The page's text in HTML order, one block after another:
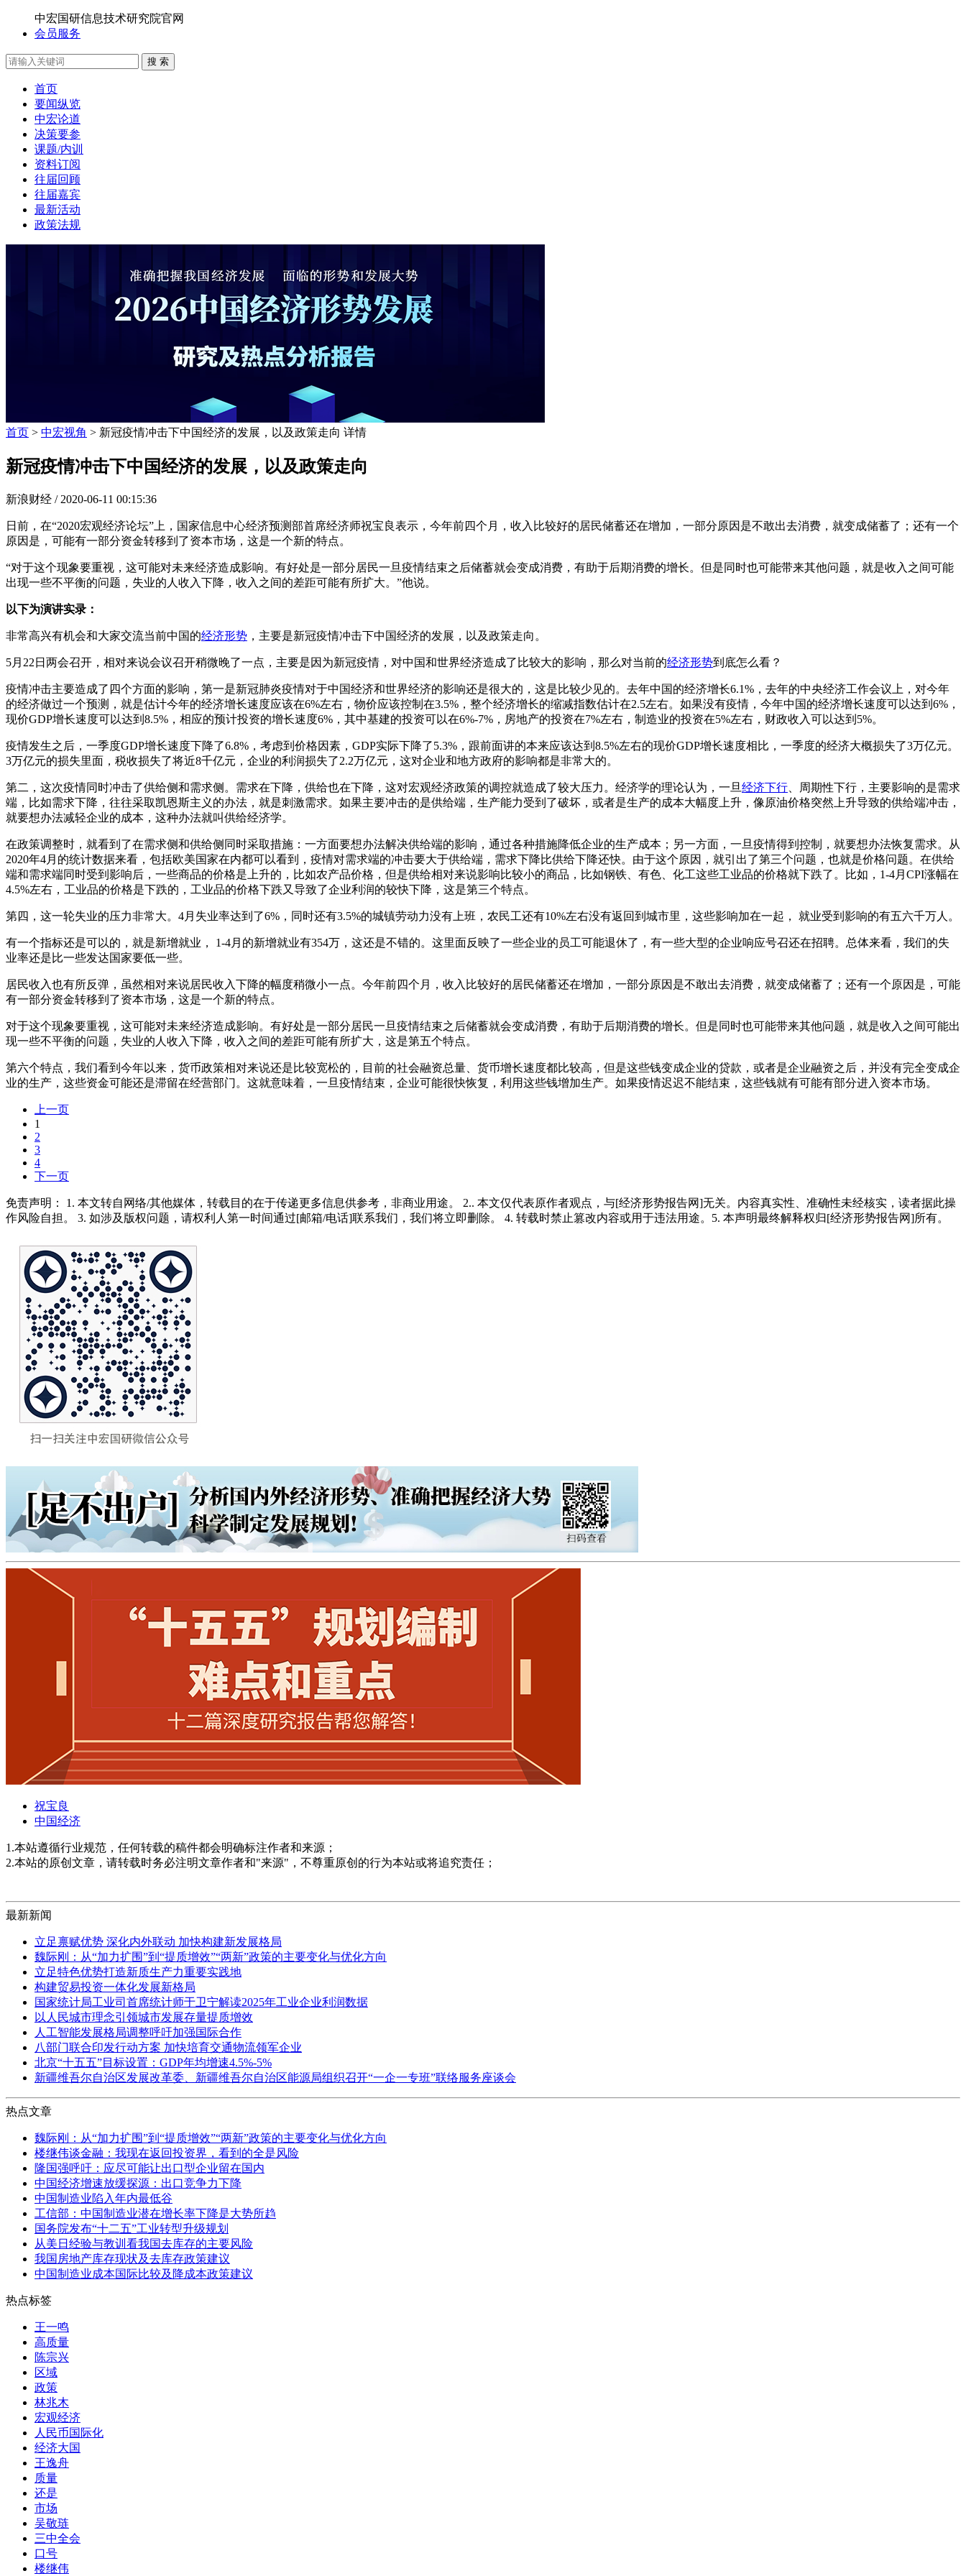
中宏国研信息技术研究院官网
会员服务
搜 索
首页
要闻纵览
中宏论道
决策要参
课题/内训
资料订阅
往届回顾
往届嘉宾
最新活动
政策法规
首页 > 中宏视角 > 新冠疫情冲击下中国经济的发展，以及政策走向 详情
新冠疫情冲击下中国经济的发展，以及政策走向
新浪财经 / 2020-06-11 00:15:36
日前，在“2020宏观经济论坛”上，国家信息中心经济预测部首席经济师祝宝良表示，今年前四个月，收入比较好的居民储蓄还在增加，一部分原因是不敢出去消费，就变成储蓄了；还有一个
原因是，可能有一部分资金转移到了资本市场，这是一个新的特点。
“对于这个现象要重视，这可能对未来经济造成影响。有好处是一部分居民一旦疫情结束之后储蓄就会变成消费，有助于后期消费的增长。但是同时也可能带来其他问题，就是收入之间可能
出现一些不平衡的问题，失业的人收入下降，收入之间的差距可能有所扩大。 ”他说。
以下为演讲实录：
非常高兴有机会和大家交流当前中国的经济形势 ，主要是新冠疫情冲击下中国经济的发展，以及政策走向。
5月22日两会召开，相对来说会议召开稍微晚了一点，主要是因为新冠疫情，对中国和世界经济造成了比较大的影响，那么对当前的经济形势到底怎么看？
疫情冲击主要造成了四个方面的影响，第一是新冠肺炎疫情对于中国经济和世界经济的影响还是很大的，这是比较少见的。去年中国的经济增长6.1%，去年的中央经济工作会议上，对今年
的经济做过一个预测，就是估计今年的经济增长速度应该在6%左右，物价应该控制在3.5%，整个经济增长的缩减指数估计在2.5左右。如果没有疫情，今年中国的经济增长速度可以达到6%，
现价GDP增长速度可以达到8.5%，相应的预计投资的增长速度6%，其中基建的投资可以在6%-7%，房地产的投资在7%左右，制造业的投资在5%左右，财政收入可以达到5%。
疫情发生之后，一季度GDP增长速度下降了6.8%，考虑到价格因素，GDP实际下降了5.3%，跟前面讲的本来应该达到8.5%左右的现价GDP增长速度相比，一季度的经济大概损失了3万亿元。
3万亿元的损失里面，税收损失了将近8千亿元，企业的利润损失了2.2万亿元，这对企业和地方政府的影响都是非常大的。
第二，这次疫情同时冲击了供给侧和需求侧。需求在下降，供给也在下降，这对宏观经济政策的调控就造成了较大压力。经济学的理论认为，一旦经济下行 、周期性下行，主要影响的是需求
端，比如需求下降，往往采取凯恩斯主义的办法，就是刺激需求。如果主要冲击的是供给端，生产能力受到了破坏，或者是生产的成本大幅度上升，像原油价格突然上升导致的供给端冲击，
就要想办法减轻企业的成本，这种办法就叫供给经济学。
在政策调整时，就看到了在需求侧和供给侧同时采取措施：一方面要想办法解决供给端的影响，通过各种措施降低企业的生产成本；另一方面，一旦疫情得到控制，就要想办法恢复需求。从
2020年4月的统计数据来看，包括欧美国家在内都可以看到，疫情对需求端的冲击要大于供给端，需求下降比供给下降还快。由于这个原因，就引出了第三个问题，也就是价格问题。在供给
端和需求端同时受到影响后，一些商品的价格是上升的，比如农产品价格，但是供给相对来说影响比较小的商品，比如钢铁、有色、化工这些工业品的价格就下跌了。比如，1-4月CPI涨幅在
4.5%左右，工业品的价格是下跌的，工业品的价格下跌又导致了企业利润的较快下降，这是第三个特点。
第四，这一轮失业的压力非常大。4月失业率达到了6%，同时还有3.5%的城镇劳动力没有上班，农民工还有10%左右没有返回到城市里，这些影响加在一起， 就业受到影响的有五六千万人。
有一个指标还是可以的，就是新增就业， 1-4月的新增就业有354万，这还是不错的。这里面反映了一些企业的员工可能退休了，有一些大型的企业响应号召还在招聘。总体来看，我们的失
业率还是比一些发达国家要低一些。
居民收入也有所反弹，虽然相对来说居民收入下降的幅度稍微小一点。今年前四个月，收入比较好的居民储蓄还在增加，一部分原因是不敢出去消费，就变成储蓄了；还有一个原因是，可能
有一部分资金转移到了资本市场，这是一个新的特点。
对于这个现象要重视，这可能对未来经济造成影响。有好处是一部分居民一旦疫情结束之后储蓄就会变成消费，有助于后期消费的增长。但是同时也可能带来其他问题，就是收入之间可能出
现一些不平衡的问题，失业的人收入下降，收入之间的差距可能有所扩大，这是第五个特点。
第六个特点，我们看到今年以来，货币政策相对来说还是比较宽松的，目前的社会融资总量、货币增长速度都比较高，但是这些钱变成企业的贷款，或者是企业融资之后，并没有完全变成企
业的生产，这些资金可能还是滞留在经营部门。这就意味着，一旦疫情结束，企业可能很快恢复，利用这些钱增加生产。如果疫情迟迟不能结束，这些钱就有可能有部分进入资本市场。
上一页
1
2
3
4
下一页
免责声明： 1. 本文转自网络/其他媒体，转载目的在于传递更多信息供参考，非商业用途。 2.. 本文仅代表原作者观点，与[经济形势报告网]无关。内容真实性、准确性未经核实，读者据此操
作风险自担。 3. 如涉及版权问题，请权利人第一时间通过[邮箱/电话]联系我们，我们将立即删除。 4. 转载时禁止篡改内容或用于违法用途。5. 本声明最终解释权归[经济形势报告网]所有。
祝宝良
中国经济
1.本站遵循行业规范，任何转载的稿件都会明确标注作者和来源；
2.本站的原创文章，请转载时务必注明文章作者和"来源"，不尊重原创的行为本站或将追究责任；
最新新闻
立足禀赋优势 深化内外联动 加快构建新发展格局
魏际刚：从“加力扩围”到“提质增效”“两新”政策的主要变化与优化方向
立足特色优势打造新质生产力重要实践地
构建贸易投资一体化发展新格局
国家统计局工业司首席统计师于卫宁解读2025年工业企业利润数据
以人民城市理念引领城市发展存量提质增效
人工智能发展格局调整呼吁加强国际合作
八部门联合印发行动方案 加快培育交通物流领军企业
北京“十五五”目标设置：GDP年均增速4.5%-5%
新疆维吾尔自治区发展改革委、新疆维吾尔自治区能源局组织召开“一企一专班”联络服务座谈会
热点文章
魏际刚：从“加力扩围”到“提质增效”“两新”政策的主要变化与优化方向
楼继伟谈金融：我现在返回投资界，看到的全是风险
隆国强呼吁：应尽可能让出口型企业留在国内
中国经济增速放缓探源：出口竞争力下降
中国制造业陷入年内最低谷
工信部：中国制造业潜在增长率下降是大势所趋
国务院发布“十二五”工业转型升级规划
从美日经验与教训看我国去库存的主要风险
我国房地产库存现状及去库存政策建议
中国制造业成本国际比较及降成本政策建议
热点标签
王一鸣
高质量
陈宗兴
区域
政策
林兆木
宏观经济
人民币国际化
经济大国
王逸舟
质量
还是
市场
吴敬琏
三中全会
口号
楼继伟